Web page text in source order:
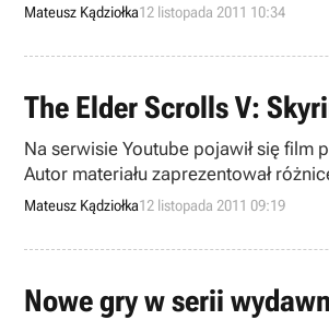
Mateusz Kądziołka12 listopada 2011 10:34
The Elder Scrolls V:
Na serwisie Youtube pojawił się film
Autor materiału zaprezentował
Mateusz Kądziołka12 listopada 2011 09:19
Nowe gry w serii